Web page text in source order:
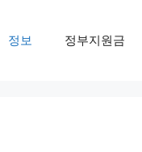
정보 정부지원금